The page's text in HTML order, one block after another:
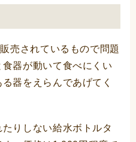
売されているもので問題
器が動いて食べにくい
器をえらんであげてく
りしない給水ボトルタ